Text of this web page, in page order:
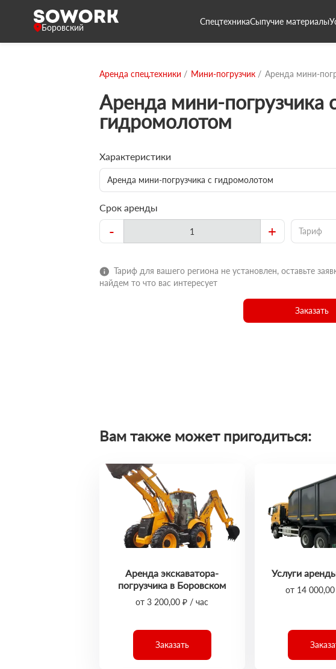
Боровский
СпецтехникаСыпучие материалы
Аренда спец.техники Мини-погрузчик Аренда мини-
Аренда мини-погрузчика
гидромолотом
Характеристики
Аренда мини-погрузчика с гидромолотом
Срок аренды
- + Тариф
Тариф для вашего региона не установлен, оставьте
найдем то что вас интересует
Заказать
Вам также может пригодиться:
Аренда экскаватора-
погрузчика в Боровском
от 3 200,00 ₽ / час
Заказать
Услуги
от 14